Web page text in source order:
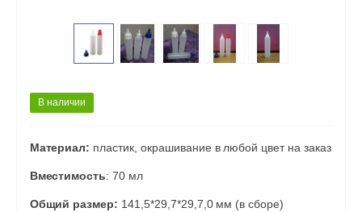
В наличии
Материал: пластик, окрашивание в любой цвет на заказ
Вместимость: 70 мл
Общий размер: 141,5*29,7*29,7,0 мм (в сборе)